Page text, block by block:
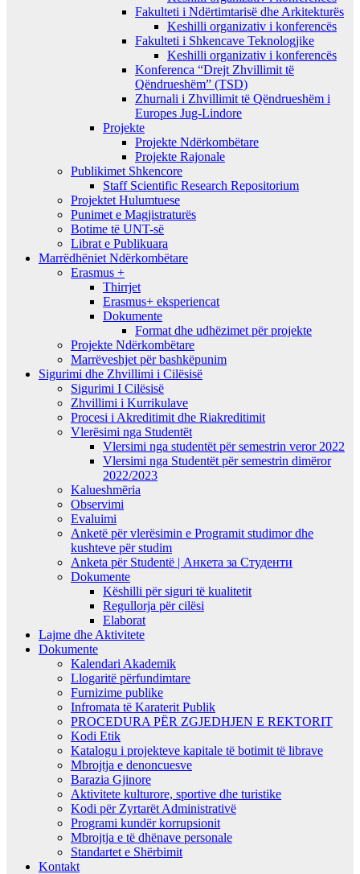
Fakulteti i Ndërtimtarisë dhe Arkitekturës
Keshilli organizativ i konferencës
Fakulteti i Shkencave Teknologjike
Keshilli organizativ i konferencës
Konferenca “Drejt Zhvillimit të
Qëndrueshëm” (TSD)
Zhurnali i Zhvillimit të Qëndrueshëm i
Europes Jug-Lindore
Projekte
Projekte Ndërkombëtare
Projekte Rajonale
Publikimet Shkencore
Staff Scientific Research Repositorium
Projektet Hulumtuese
Punimet e Magjistraturës
Botime të UNT-së
Librat e Publikuara
Marrëdhëniet Ndërkombëtare
Erasmus +
Thirrjet
Erasmus+ eksperiencat
Dokumente
Format dhe udhëzimet për projekte
Projekte Ndërkombëtare
Marrëveshjet për bashkëpunim
Sigurimi dhe Zhvillimi i Cilësisë
Sigurimi I Cilësisë
Zhvillimi i Kurrikulave
Procesi i Akreditimit dhe Riakreditimit
Vlerësimi nga Studentët
Vlersimi nga studentët për semestrin veror 2022
Vlersimi nga Studentët për semestrin dimëror
2022/2023
Kalueshmëria
Observimi
Evaluimi
Anketë për vlerësimin e Programit studimor dhe
kushteve për studim
Anketa për Studentë | Анкета за Студенти
Dokumente
Këshilli për siguri të kualitetit
Regullorja për cilësi
Elaborat
Lajme dhe Aktivitete
Dokumente
Kalendari Akademik
Llogaritë përfundimtare
Furnizime publike
Infromata të Karaterit Publik
PROCEDURA PËR ZGJEDHJEN E REKTORIT
Kodi Etik
Katalogu i projekteve kapitale të botimit të librave
Mbrojtja e denoncuesve
Barazia Gjinore
Aktivitete kulturore, sportive dhe turistike
Kodi për Zyrtarët Administrativë
Programi kundër korrupsionit
Mbrojtja e të dhënave personale
Standartet e Shërbimit
Kontakt